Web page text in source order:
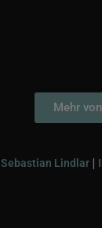
Mehr
Sebastian Lindlar